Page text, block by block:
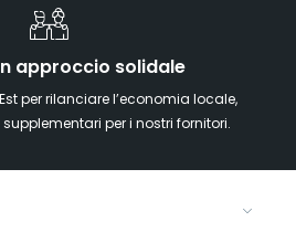
approccio solidale
per rilanciare l’economia locale,
per i nostri fornitori.